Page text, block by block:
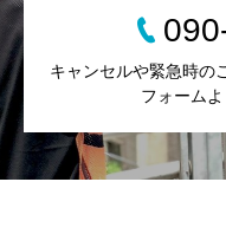
キャンセルや緊急時の
フォームよ